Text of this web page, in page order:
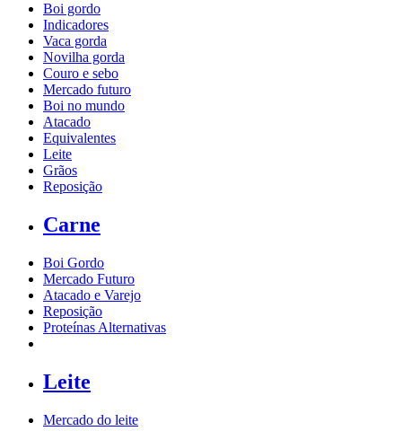
Boi gordo
Indicadores
Vaca gorda
Novilha gorda
Couro e sebo
Mercado futuro
Boi no mundo
Atacado
Equivalentes
Leite
Grãos
Reposição
Carne
Boi Gordo
Mercado Futuro
Atacado e Varejo
Reposição
Proteínas Alternativas
Leite
Mercado do leite